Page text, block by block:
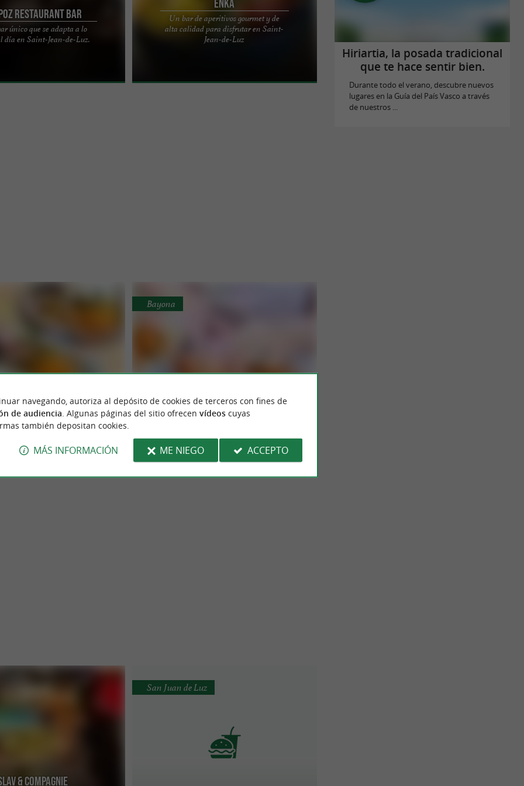
restaurant bar
único que se adapta a lo
día en Saint-Jean-de-Luz.
Bizipoz, un lugar acogedor
de Saint-Jean-de-Luz. Un
Un bar de aperitivos gourmet y de
alta calidad para disfrutar en Saint-
Jean-de-Luz
Enka, un bar gourmet de alta calidad donde
podrás disfrutar de una deliciosa comida en Saint-
Daya Hendaye
lo mejor de la comida
asiática en Hendaya
el restaurante de comida
para una escapada
Chez Maïté
El sabor original de antaño en
Bayona
CHEZ MAITÉ pone el foco en un producto estrella
locales pero poco ...
& COMPAGNIE
San Juan de Luz
Hiriartia, la posada tradicional
que te hace sentir bien.
Durante todo el verano, descubre nuevos
lugares en la Guía del País Vasco a través
de nuestros ...
navegando, autoriza al depósito de cookies de terceros con fines de
de audiencia . Algunas páginas del sitio ofrecen vídeoscuyas
también depositan cookies.
MÁS INFORMACIÓN ME NIEGO ACCEPTO